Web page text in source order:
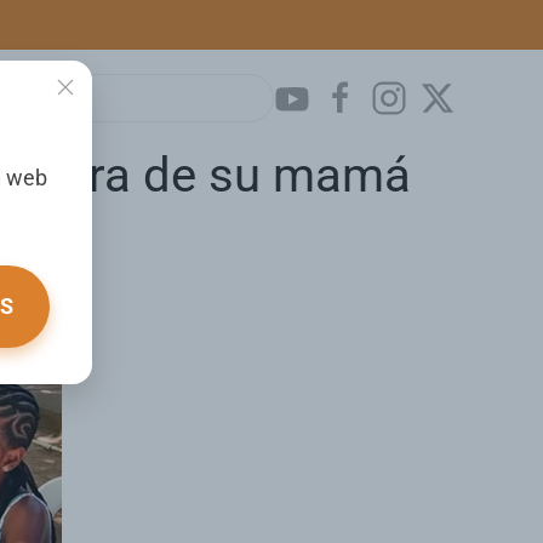
web
tierra de su mamá